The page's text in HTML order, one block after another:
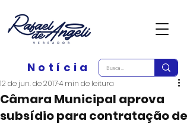
Notícia
Câmara Municipal aprova
subsídio para contratação de
12 de jun. de 20174 min de leitura